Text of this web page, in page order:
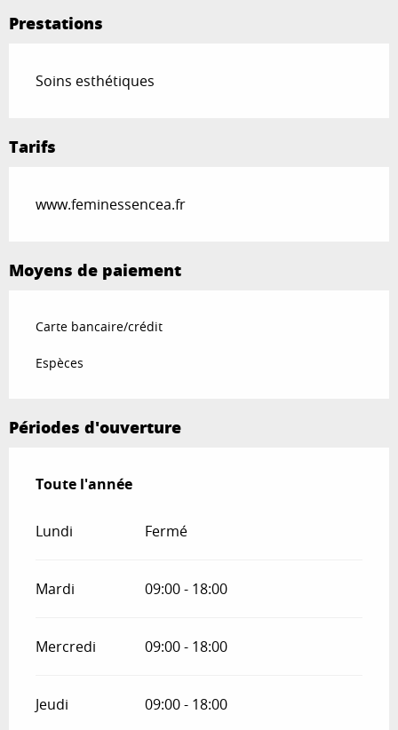
Prestations
Soins esthétiques
Tarifs
www.feminessencea.fr
Moyens de paiement
Carte bancaire/crédit
Espèces
Périodes d'ouverture
Toute l'année
Toute l'année
Lundi Fermé
Mardi 09:00 - 18:00
Mercredi 09:00 - 18:00
Jeudi 09:00 - 18:00